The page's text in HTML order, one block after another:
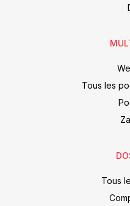
Tous les
Tous